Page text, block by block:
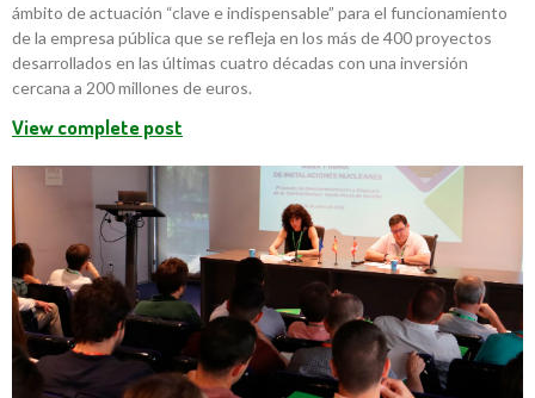
ámbito de actuación “clave e indispensable” para el funcionamiento
de la empresa pública que se refleja en los más de 400 proyectos
desarrollados en las últimas cuatro décadas con una inversión
cercana a 200 millones de euros.
View complete post